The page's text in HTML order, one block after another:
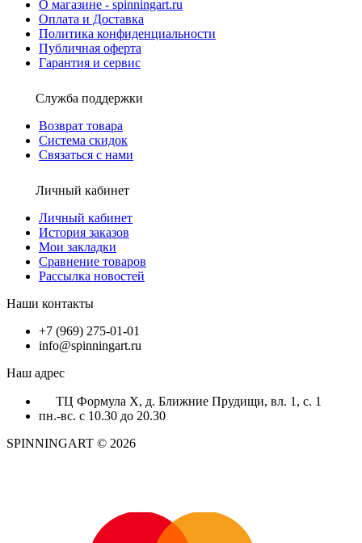
О магазине - spinningart.ru
Оплата и Доставка
Политика конфиденциальности
Публичная оферта
Гарантия и сервис
Служба поддержки
Возврат товара
Система скидок
Связаться с нами
Личный кабинет
Личный кабинет
История заказов
Мои закладки
Сравнение товаров
Рассылка новостей
Наши контакты
+7 (969) 275-01-01
info@spinningart.ru
Наш адрес
ТЦ Формула X, д. Ближние Прудищи, вл. 1, с. 1
пн.-вс. с 10.30 до 20.30
SPINNINGART © 2026